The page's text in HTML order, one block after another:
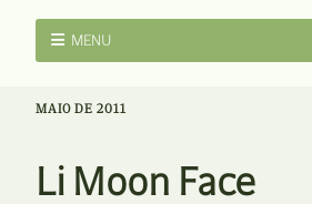
MENU
MAIO DE 2011
Li Moon Face